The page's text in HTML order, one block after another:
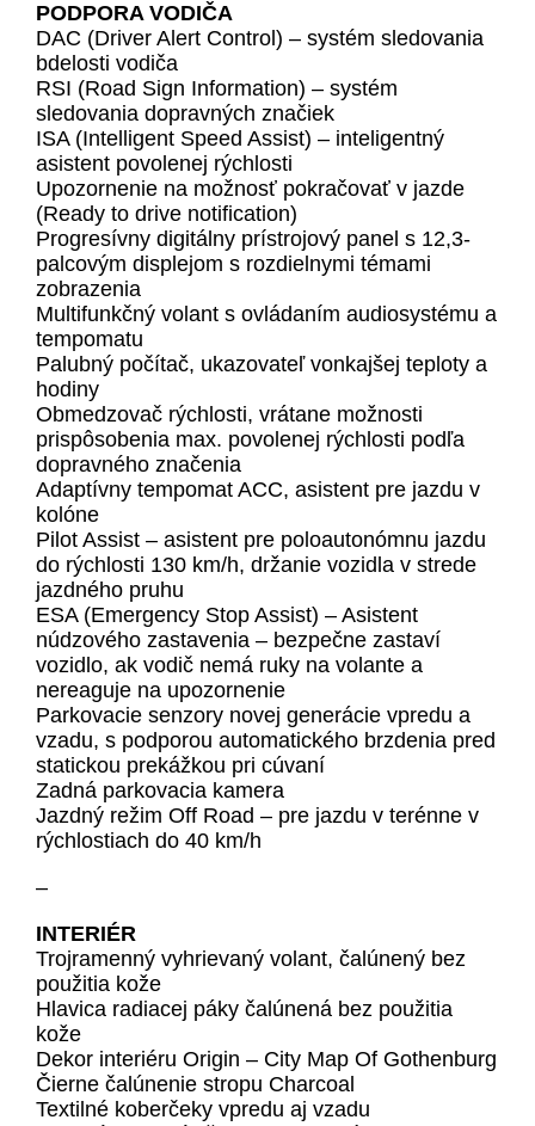
PODPORA VODIČA
DAC (Driver Alert Control) – systém sledovania
bdelosti vodiča
RSI (Road Sign Information) – systém
sledovania dopravných značiek
ISA (Intelligent Speed Assist) – inteligentný
asistent povolenej rýchlosti
Upozornenie na možnosť pokračovať v jazde
(Ready to drive notification)
Progresívny digitálny prístrojový panel s 12,3-
palcovým displejom s rozdielnymi témami
zobrazenia
Multifunkčný volant s ovládaním audiosystému a
tempomatu
Palubný počítač, ukazovateľ vonkajšej teploty a
hodiny
Obmedzovač rýchlosti, vrátane možnosti
prispôsobenia max. povolenej rýchlosti podľa
dopravného značenia
Adaptívny tempomat ACC, asistent pre jazdu v
kolóne
Pilot Assist – asistent pre poloautonómnu jazdu
do rýchlosti 130 km/h, držanie vozidla v strede
jazdného pruhu
ESA (Emergency Stop Assist) – Asistent
núdzového zastavenia – bezpečne zastaví
vozidlo, ak vodič nemá ruky na volante a
nereaguje na upozornenie
Parkovacie senzory novej generácie vpredu a
vzadu, s podporou automatického brzdenia pred
statickou prekážkou pri cúvaní
Zadná parkovacia kamera
Jazdný režim Off Road – pre jazdu v terénne v
rýchlostiach do 40 km/h
–
INTERIÉR
Trojramenný vyhrievaný volant, čalúnený bez
použitia kože
Hlavica radiacej páky čalúnená bez použitia
kože
Dekor interiéru Origin – City Map Of Gothenburg
Čierne čalúnenie stropu Charcoal
Textilné koberčeky vpredu aj vzadu